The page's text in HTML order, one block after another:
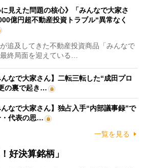
に見えた問題の核心》「みんなで大家さ
億円超不動産投資トラブル“異常なく
追及してきた不動産投資商品「みんなで
終局面を迎えている…
んなで大家さん】二転三転した“成田プロ
の裏で起き…
んなで大家さん】独占入手“内部議事録”で
・代表の思…
一覧を見る
好決算銘柄」